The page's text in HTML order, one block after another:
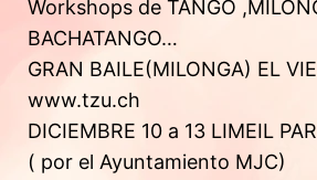
Workshops de TANGO
BACHATANGO…
GRAN BAILE(MILONGA) EL
www.tzu.ch
DICIEMBRE 10 a 13 LIMEIL
( por el Ayuntamiento MJC)